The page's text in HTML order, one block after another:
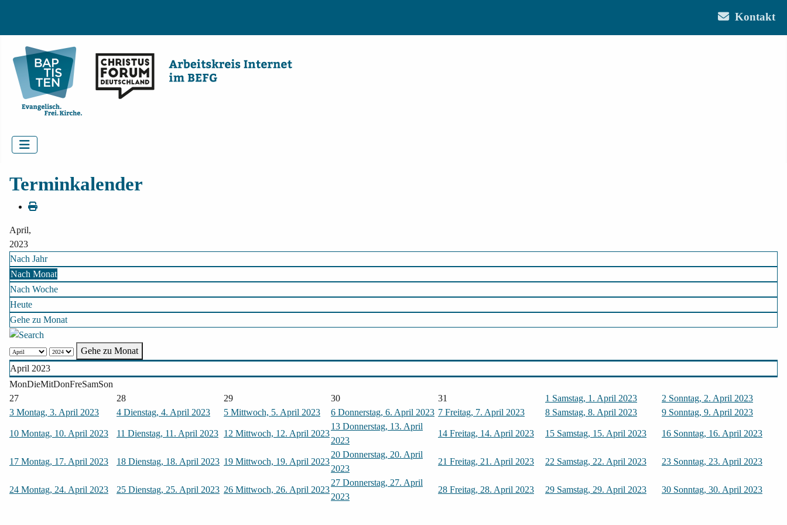
Kontakt
Terminkalender
April,
2023
Nach Jahr
Nach Monat
Nach Woche
Heute
Gehe zu Monat
Gehe zu Monat
April 2023
MonDieMitDonFreSamSon
27
28 29 30 31 1 Samstag, 1. April 2023 2 Sonntag, 2. April 2023
3 Montag, 3. April 2023 4 Dienstag, 4. April 2023 5 Mittwoch, 5. April 2023 6 Donnerstag, 6. April 2023 7 Freitag, 7. April 2023 8 Samstag, 8. April 2023 9 Sonntag, 9. April 2023
10 Montag, 10. April 2023 11 Dienstag, 11. April 2023 12 Mittwoch, 12. April 2023
13 Donnerstag, 13. April
2023
14 Freitag, 14. April 2023 15 Samstag, 15. April 2023 16 Sonntag, 16. April 2023
17 Montag, 17. April 2023 18 Dienstag, 18. April 2023 19 Mittwoch, 19. April 2023
20 Donnerstag, 20. April
2023
21 Freitag, 21. April 2023 22 Samstag, 22. April 2023 23 Sonntag, 23. April 2023
24 Montag, 24. April 2023 25 Dienstag, 25. April 2023 26 Mittwoch, 26. April 2023
27 Donnerstag, 27. April
2023
28 Freitag, 28. April 2023 29 Samstag, 29. April 2023 30 Sonntag, 30. April 2023